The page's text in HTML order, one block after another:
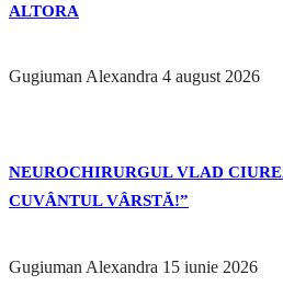
ALTORA
Gugiuman Alexandra 4 august 2026
NEUROCHIRURGUL VLAD
CUVÂNTUL VÂRSTĂ!”
Gugiuman Alexandra 15 iunie 2026